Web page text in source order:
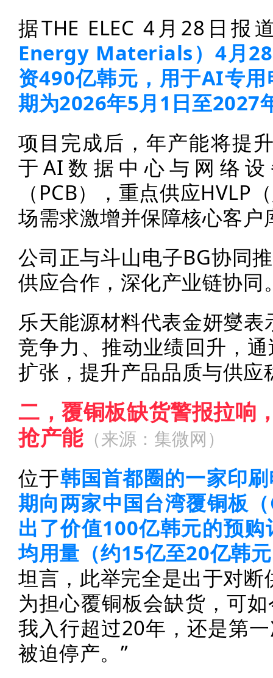
据THE ELEC 4月28日报
Energy Materials）4月
资490亿韩元，用于AI专
期为2026年5月1日至2027
项目完成后，年产能将提
于AI数据中心与网络
（PCB），重点供应HVLP
场需求激增并保障核心客户
公司正与斗山电子BG协同
供应合作，深化产业链协同
乐天能源材料代表金妍燮
竞争力、推动业绩回升，
扩张，提升产品品质与供应
二，覆铜板缺货警报拉响
抢产能（来源：集微网 ）
位于韩国首都圈的一家印
期向两家中国台湾覆铜板
出了价值100亿韩元的预
均用量（约15亿至20亿韩
坦言，此举完全是出于对
为担心覆铜板会缺货，可
我入行超过20年，还是第
被迫停产。”